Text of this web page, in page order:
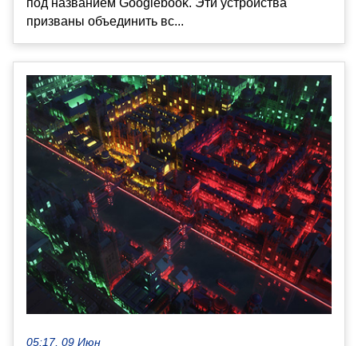
под названием Googlebook. Эти устройства
призваны объединить вс...
05:17, 09 Июн